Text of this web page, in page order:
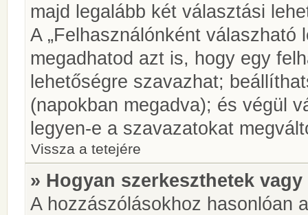
majd legalább két választási
A „Felhasználónként válaszható
megadhatod azt is, hogy egy
lehetőségre szavazhat;
(napokban megadva); és végül
legyen-e a szavazatokat
Vissza a tetejére
» Hogyan szerkeszthetek
A hozzászólásokhoz hasonlóan